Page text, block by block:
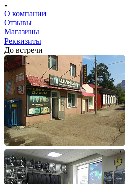
О компании
Отзывы
Магазины
Реквизиты
До встречи